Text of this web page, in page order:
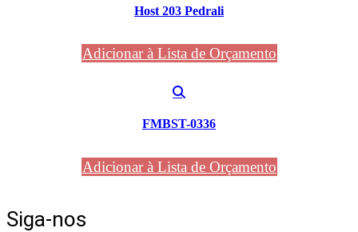
Host 203 Pedrali
Adicionar à Lista de Orçamento
FMBST-0336
Adicionar à Lista de Orçamento
Siga-nos